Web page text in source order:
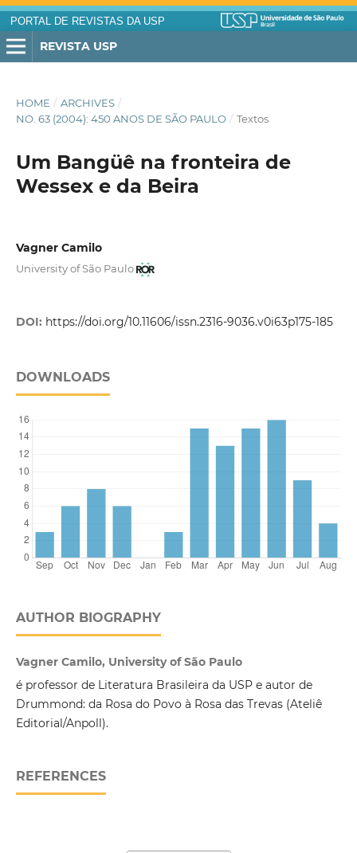
PORTAL DE REVISTAS DA USP
REVISTA USP
HOME / ARCHIVES /
NO. 63 (2004): 450 ANOS DE SÃO PAULO / Textos
Um Bangüê na fronteira de
Wessex e da Beira
Vagner Camilo
University of São Paulo
DOI: https://doi.org/10.11606/issn.2316-9036.v0i63p175-185
DOWNLOADS
AUTHOR BIOGRAPHY
Vagner Camilo, University of São Paulo
é professor de Literatura Brasileira da USP e autor de
Drummond: da Rosa do Povo à Rosa das Trevas (Ateliê
Editorial/Anpoll).
REFERENCES